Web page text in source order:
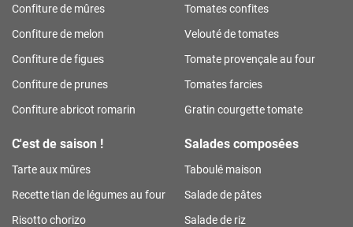
Confiture de mûres
Confiture de melon
Confiture de figues
Confiture de prunes
Confiture abricot romarin
Tomates confites
Velouté de tomates
Tomate provençale au four
Tomates farcies
Gratin courgette tomate
C'est de saison !
Tarte aux mûres
Recette tian de légumes au four
Risotto chorizo
Salades composées
Taboulé maison
Salade de pâtes
Salade de riz